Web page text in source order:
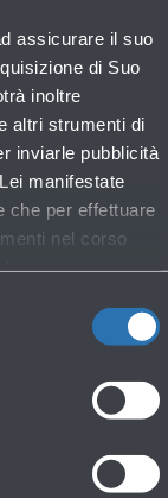
assicurare il suo
di Suo
inoltre
altri strumenti di
inviarle pubblicità
manifestate
che per effettuare
nel corso
AIRPORT